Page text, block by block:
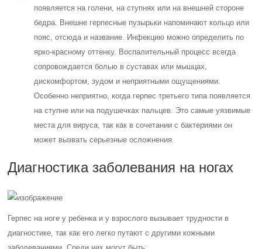
появляется на голени, на ступнях или на внешней стороне
бедра. Внешне герпесные пузырьки напоминают кольцо или
пояс, отсюда и название. Инфекцию можно определить по
ярко-красному оттенку. Воспалительный процесс всегда
сопровождается болью в суставах или мышцах,
дискомфортом, зудом и неприятными ощущениями.
Особенно неприятно, когда герпес третьего типа появляется
на ступне или на подушечках пальцев. Это самые уязвимые
места для вируса, так как в сочетании с бактериями он
может вызвать серьезные осложнения.
Диагностика заболевания на ногах
Герпес на ноге у ребенка и у взрослого вызывает трудности в
диагностике, так как его легко путают с другими кожными